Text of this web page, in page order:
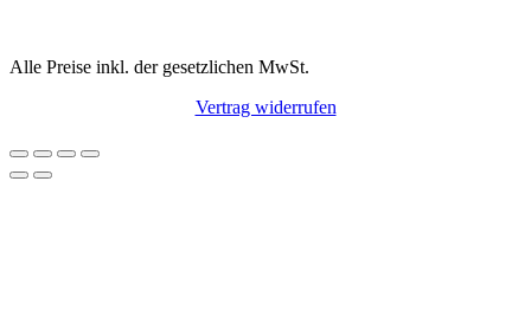
Alle Preise inkl. der gesetzlichen MwSt.
Vertrag widerrufen